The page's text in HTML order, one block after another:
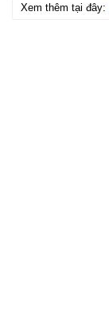
Xem thêm tại đây: